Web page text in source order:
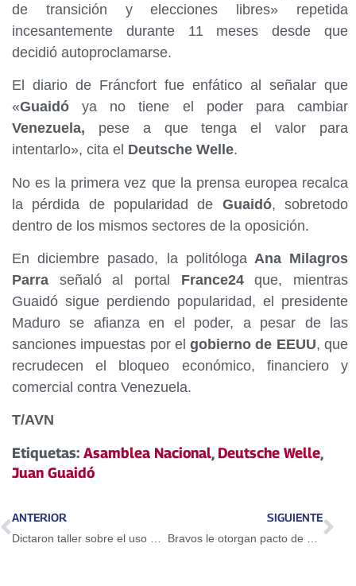
de transición y elecciones libres» repetida
incesantemente durante 11 meses desde que
decidió autoproclamarse.
El diario de Fráncfort fue enfático al señalar que
«Guaidó ya no tiene el poder para cambiar
Venezuela, pese a que tenga el valor para
intentarlo», cita el Deutsche Welle.
No es la primera vez que la prensa europea recalca
la pérdida de popularidad de Guaidó, sobretodo
dentro de los mismos sectores de la oposición.
En diciembre pasado, la politólogaAna Milagros
Parra señaló al portal France24que, mientras
Guaidó sigue perdiendo popularidad, el presidente
Maduro se afianza en el poder, a pesar de las
sanciones impuestas por elgobierno de EEUU, que
recrudecen el bloqueo económico, financiero y
comercial contra Venezuela.
T/AVN
Etiquetas: Asamblea Nacional, Deutsche Welle,
Juan Guaidó
ANTERIOR SIGUIENTE